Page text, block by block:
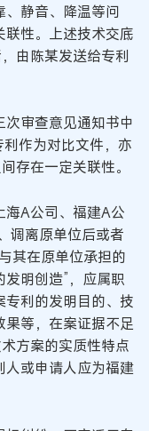
、静音、降温等问
性。上述技术交底
由陈某发送给专利
审查意见通知书中
作为对比文件，亦
存在一定关联性。
海A公司、福建A公
调离原单位后或者
其在原单位承担的
明创造”，应属职
利的发明目的、技
等，在案证据不足
方案的实质性特点
人或申请人应为福建